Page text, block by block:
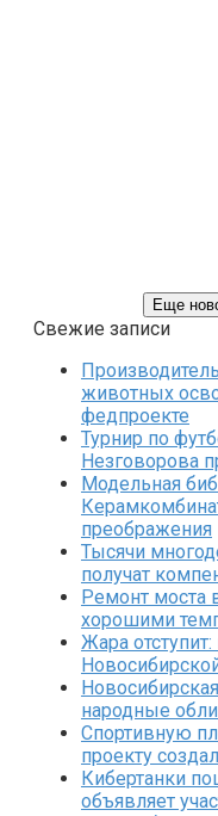
Еще
Свежие записи
животных
федпроекте
Турнир по
Незговорова
Модельная
преображения
Тысячи
получат
Ремонт моста
хорошими
Жара
народные
Спортивную
проекту
Кибертанки
объявляет